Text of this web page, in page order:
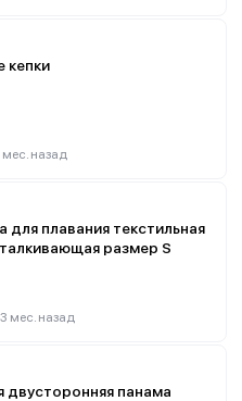
кепки
мес. назад
для плавания текстильная
размер S
3 мес. назад
двусторонняя панама